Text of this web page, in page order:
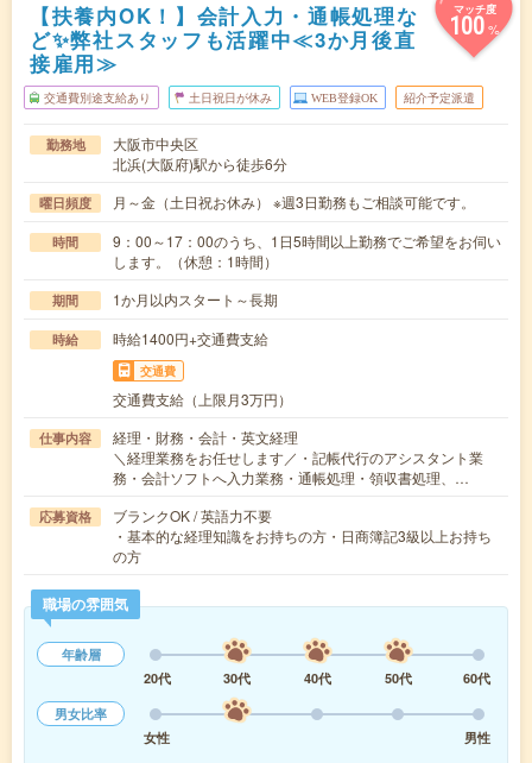
マッチ度
100%
【扶養内OK！】会計入力・通帳処理な
ど✨弊社スタッフも活躍中≪3か月後直
接雇用≫
交通費別途支給あり 土日祝日が休み WEB登録OK 紹介予定派遣
勤務地
大阪市中央区
北浜(大阪府)駅から徒歩6分
曜日頻度 月～金（土日祝お休み） ※週3日勤務もご相談可能です。
時間
9：00～17：00のうち、1日5時間以上勤務でご希望をお伺い
します。（休憩：1時間）
期間 1か月以内スタート～長期
時給 時給1400円+交通費支給
交通費
交通費支給（上限月3万円）
仕事内容
経理・財務・会計・英文経理
＼経理業務をお任せします／・記帳代行のアシスタント業
務・会計ソフトへ入力業務・通帳処理・領収書処理、…
応募資格
ブランクOK / 英語力不要
・基本的な経理知識をお持ちの方・日商簿記3級以上お持ち
の方
職場の雰囲気
年齢層
20代
30代 40代 50代
60代
男女比率
女性
男性